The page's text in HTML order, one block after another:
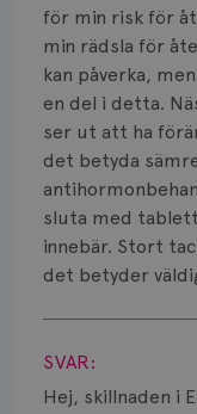
för min risk för
min rädsla för
kan påverka,
en del i detta.
ser ut att ha
det betyda
sluta med
innebär. Stort
det betyder
Visa svar
SVAR:
Hej, skillnaden i